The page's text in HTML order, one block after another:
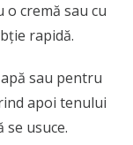
cremă sau cu
rapidă.
sau pentru
apoi tenului
se usuce.